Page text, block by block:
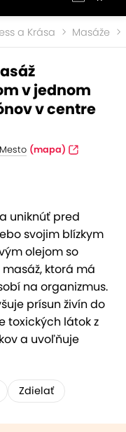
a Krása Masáže
v jednom
v centre
(mapa)
uniknúť pred
svojim blízkym
olejom so
ktorá má
na organizmus.
prísun živín do
toxických látok z
a uvoľňuje
Zdielať